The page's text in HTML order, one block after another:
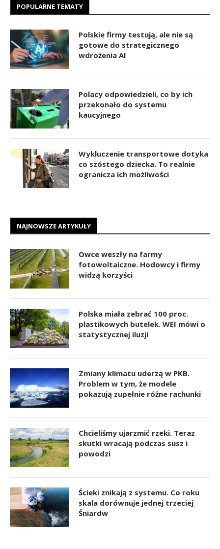
POPULARNE TEMATY
Polskie firmy testują, ale nie są
gotowe do strategicznego
wdrożenia AI
Polacy odpowiedzieli, co by ich
przekonało do systemu
kaucyjnego
Wykluczenie transportowe dotyka
co szóstego dziecka. To realnie
ogranicza ich możliwości
NAJNOWSZE ARTYKUŁY
Owce weszły na farmy
fotowoltaiczne. Hodowcy i firmy
widzą korzyści
Polska miała zebrać 100 proc.
plastikowych butelek. WEI mówi o
statystycznej iluzji
Zmiany klimatu uderzą w PKB.
Problem w tym, że modele
pokazują zupełnie różne rachunki
Chcieliśmy ujarzmić rzeki. Teraz
skutki wracają podczas susz i
powodzi
Ścieki znikają z systemu. Co roku
skala dorównuje jednej trzeciej
Śniardw